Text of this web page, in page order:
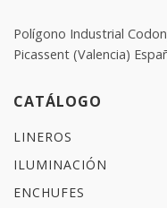
Polígono Industrial
Picassent (Valencia)
CATÁLOGO
LINEROS
ILUMINACIÓN
ENCHUFES